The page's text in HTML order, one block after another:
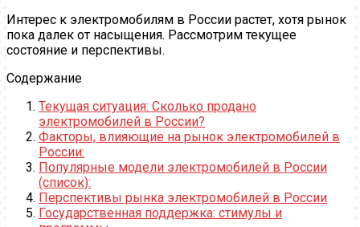
Интерес к электромобилям в России растет, хотя рынок
пока далек от насыщения. Рассмотрим текущее
состояние и перспективы.
Содержание
Текущая ситуация: Сколько продано
электромобилей в России?
Факторы, влияющие на рынок электромобилей в
России:
Популярные модели электромобилей в России
(список):
Перспективы рынка электромобилей в России
Государственная поддержка: стимулы и